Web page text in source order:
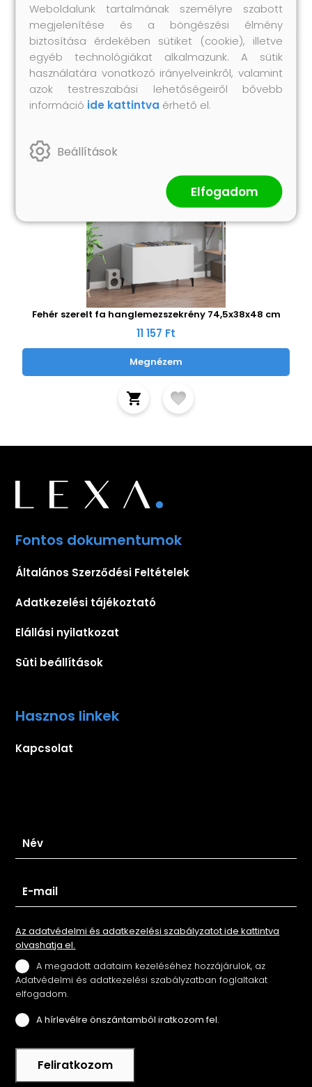
Hasonló termékek
Fehér szerelt fa hanglemezszekrény 74,5x38x48 cm
11 157 Ft
Megnézem
Fontos dokumentumok
Általános Szerződési Feltételek
Adatkezelési tájékoztató
Elállási nyilatkozat
Süti beállítások
Hasznos linkek
Kapcsolat
Az adatvédelmi és adatkezelési szabályzatot ide kattintva
olvashatja el.
A megadott adataim kezeléséhez hozzájárulok, az
Adatvédelmi és adatkezelési szabályzatban foglaltakat
elfogadom.
A hírlevélre önszántamból iratkozom fel.
Feliratkozom
Weboldalunk tartalmának személyre szabott
megjelenítése és a böngészési élmény
biztosítása érdekében sütiket (cookie), illetve
egyéb technológiákat alkalmazunk. A sütik
használatára vonatkozó irányelveinkről, valamint
azok testreszabási lehetőségeiről bővebb
információ ide kattintva érhető el.
Beállítások
Elfogadom